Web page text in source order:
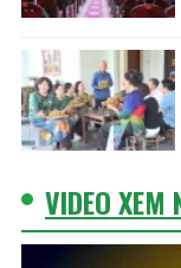
VIDEO XEM